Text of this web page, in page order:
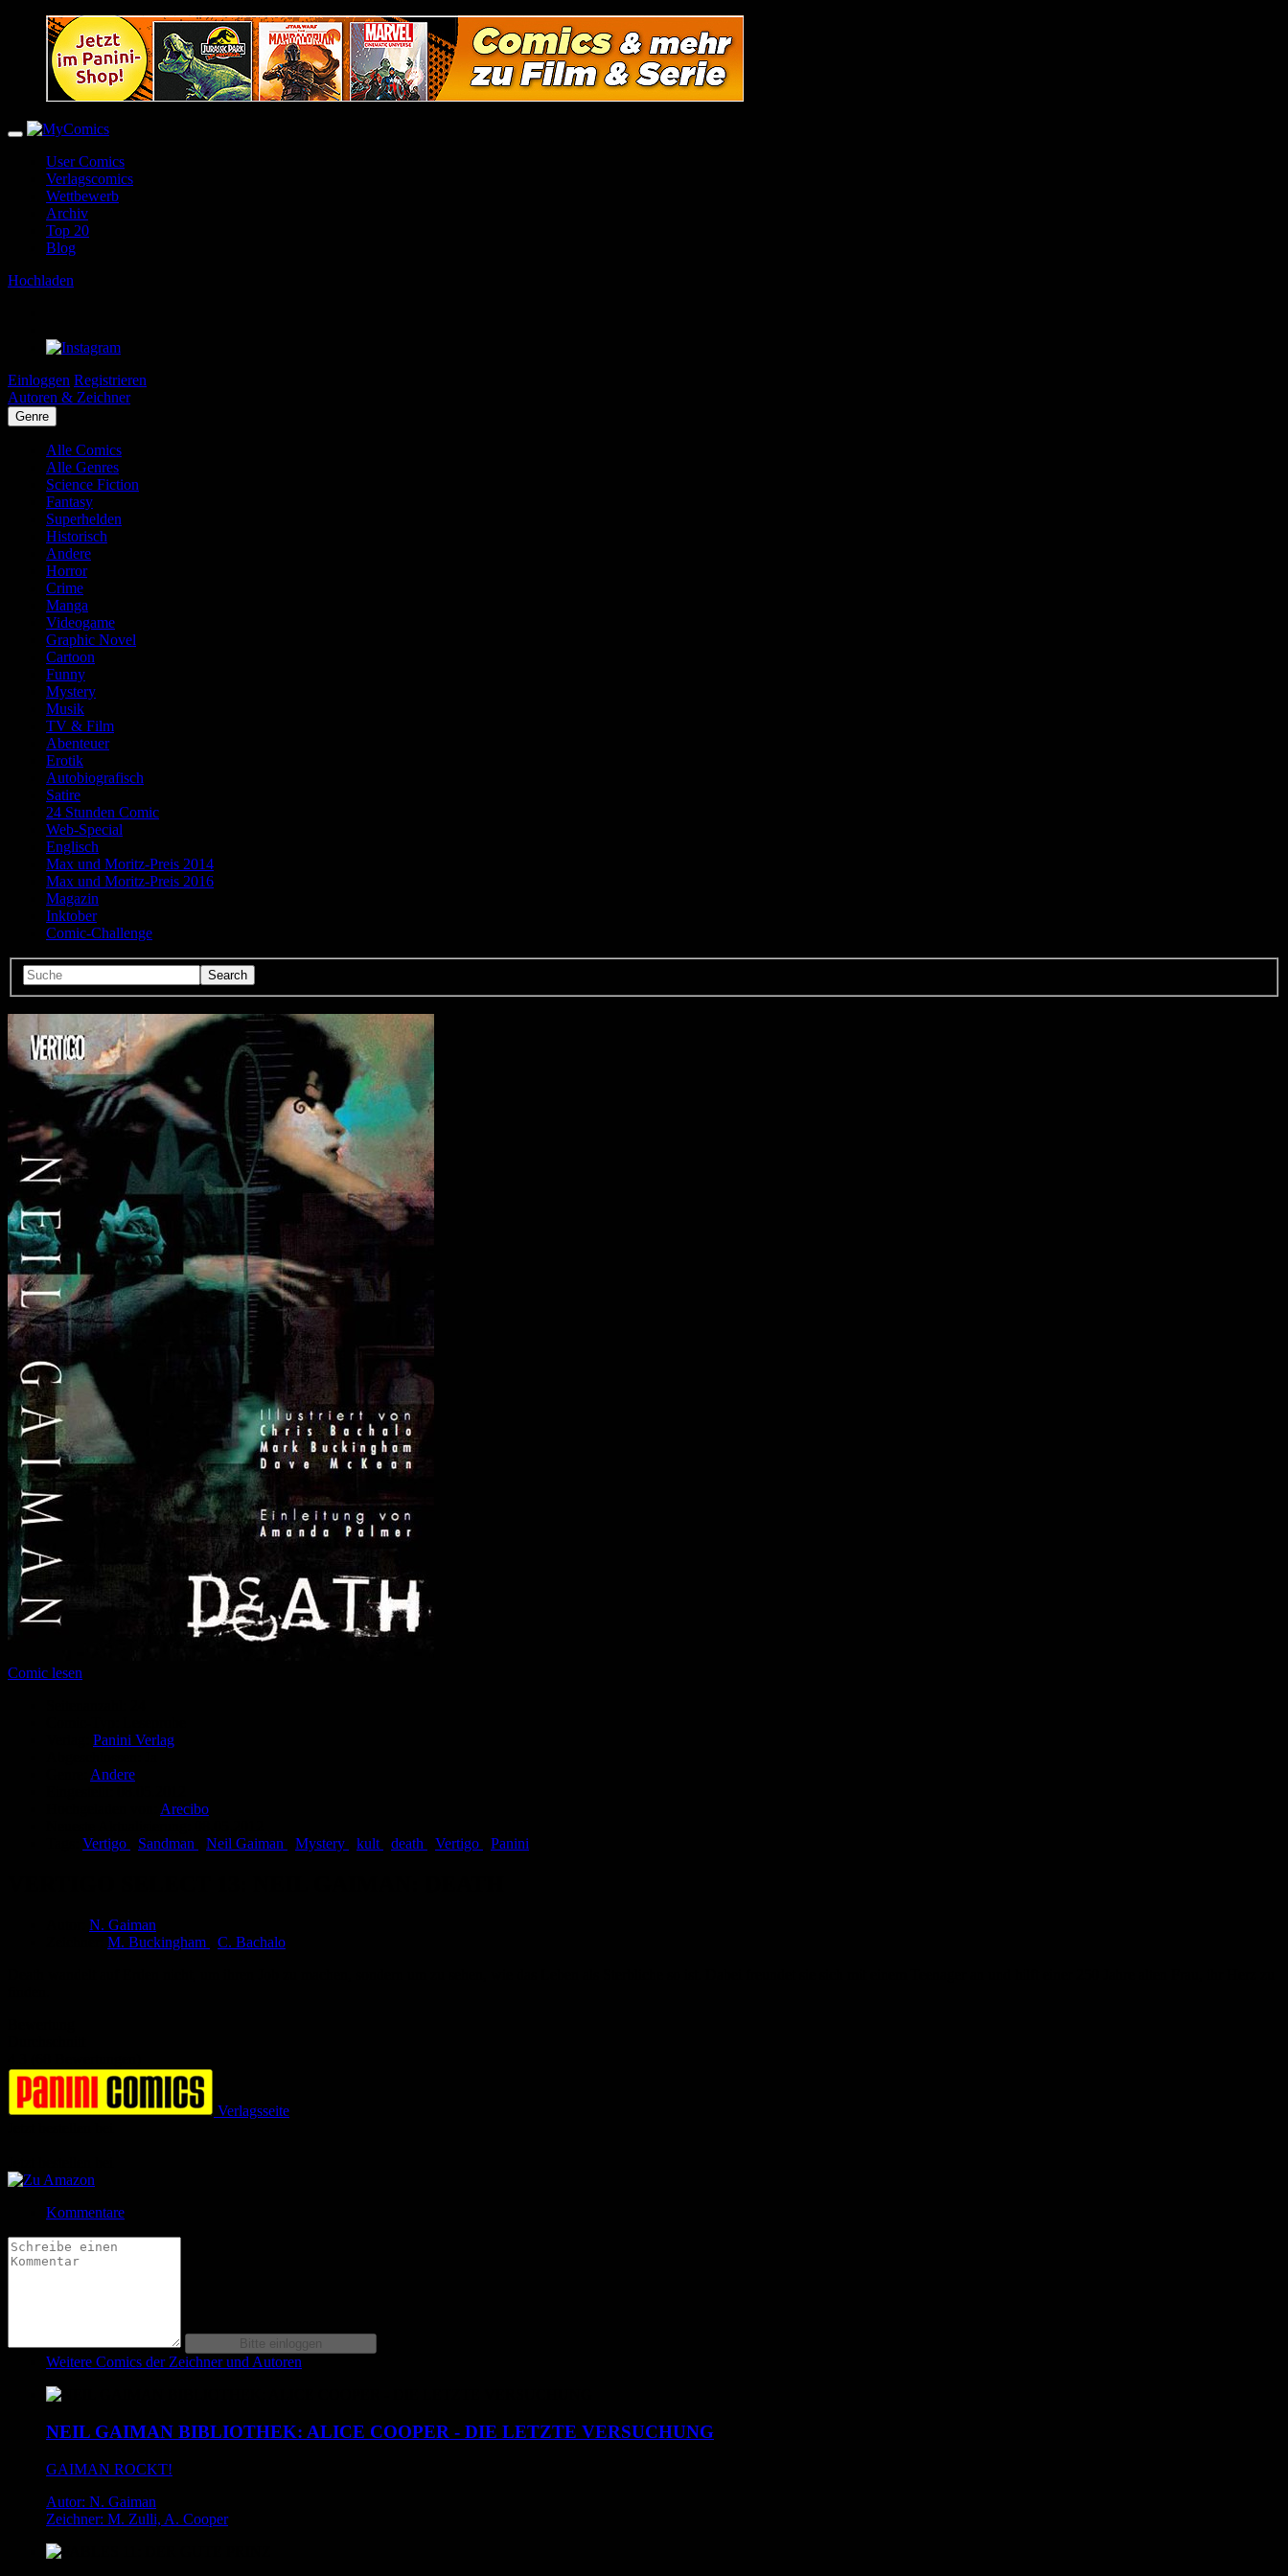
User Comics
Verlagscomics
Wettbewerb
Archiv
Top 20
Blog
Hochladen
Einloggen Registrieren
Autoren & Zeichner
Genre
Alle Comics
Alle Genres
Science Fiction
Fantasy
Superhelden
Historisch
Andere
Horror
Crime
Manga
Videogame
Graphic Novel
Cartoon
Funny
Mystery
Musik
TV & Film
Abenteuer
Erotik
Autobiografisch
Satire
24 Stunden Comic
Web-Special
Englisch
Max und Moritz-Preis 2014
Max und Moritz-Preis 2016
Magazin
Inktober
Comic-Challenge
Comic lesen
Panini Verlag
Andere
Arecibo
Vertigo Sandman Neil Gaiman Mystery kult death Vertigo Panini
N. Gaiman
M. Buckingham
C. Bachalo
Verlagsseite
Kommentare
Weitere Comics der Zeichner und Autoren
NEIL GAIMAN BIBLIOTHEK: ALICE COOPER - DIE LETZTE VERSUCHUNG
GAIMAN ROCKT!
Autor: N. Gaiman
Zeichner: M. Zulli, A. Cooper